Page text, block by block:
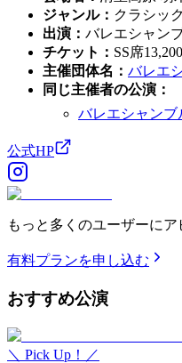
ジャンル： クラシック
出演 ： バレエシャン
チケット ： SS席
主催団体名 ： バレエ
同じ主催者の公演 ：
バレエシャンブ
公式HP
もっと多くのユーザーにア
有料プランを申し込む
おすすめ公演
＼ Pick Up！／